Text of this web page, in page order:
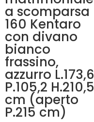
a scomparsa
160 Kentaro
con divano
bianco
frassino,
azzurro L.173,6
P.105,2 H.210,5
cm (aperto
P.215 cm)